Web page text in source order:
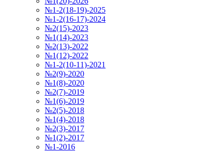
№1-2(18-19)-2025
№1-2(16-17)-2024
№2(15)-2023
№1(14)-2023
№2(13)-2022
№1(12)-2022
№1-2(10-11)-2021
№2(9)-2020
№1(8)-2020
№2(7)-2019
№1(6)-2019
№2(5)-2018
№1(4)-2018
№2(3)-2017
№1(2)-2017
№1-2016